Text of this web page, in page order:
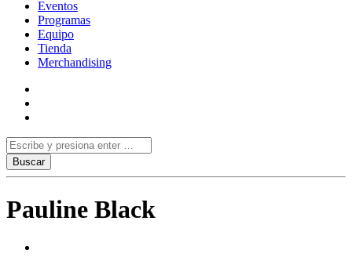
Eventos
Programas
Equipo
Tienda
Merchandising
Pauline Black